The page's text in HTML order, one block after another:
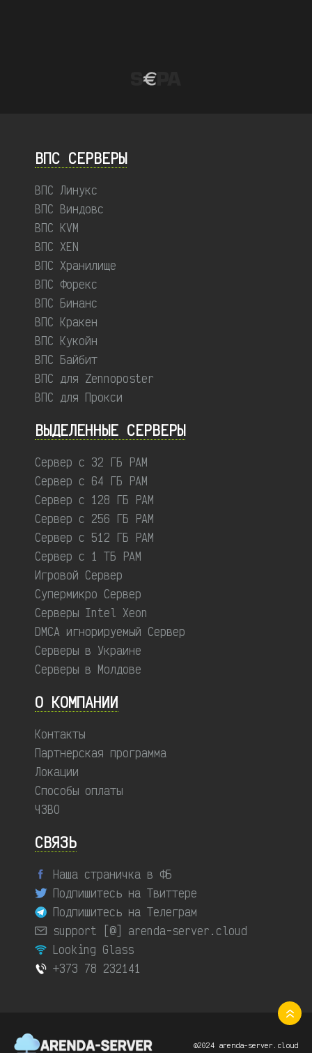
ВПС СЕРВЕРЫ
ВПС Линукс
ВПС Виндовс
ВПС KVM
ВПС XEN
ВПС Хранилище
ВПС Форекс
ВПС Бинанс
ВПС Кракен
ВПС Кукойн
ВПС Байбит
ВПС для Zennoposter
ВПС для Прокси
ВЫДЕЛЕННЫЕ CЕРВЕРЫ
Сервер с 32 ГБ РАМ
Сервер с 64 ГБ РАМ
Сервер с 128 ГБ РАМ
Сервер с 256 ГБ РАМ
Сервер с 512 ГБ РАМ
Сервер с 1 ТБ РАМ
Игровой Сервер
Супермикро Сервер
Серверы Intel Xeon
DMCA игнорируемый Сервер
Серверы в Украине
Серверы в Молдове
О КОМПАНИИ
Контакты
Партнерская программа
Локации
Способы оплаты
ЧЗВО
СВЯЗЬ
Наша страничка в ФБ
Подпишитесь на Твиттере
Подпишитесь на Телеграм
support [@] arenda-server.cloud
Looking Glass
+373 78 232141
©2024 arenda-server.cloud